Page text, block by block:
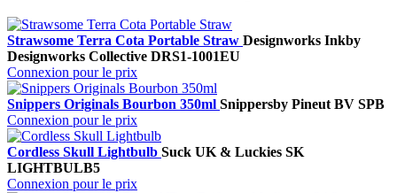
Strawsome Terra Cota Portable Straw Designworks Inkby
Designworks Collective DRS1-1001EU
Connexion pour le prix
Snippers Originals Bourbon 350ml Snippersby Pineut BV SPB
Connexion pour le prix
Cordless Skull Lightbulb Suck UK & Luckies SK
LIGHTBULB5
Connexion pour le prix